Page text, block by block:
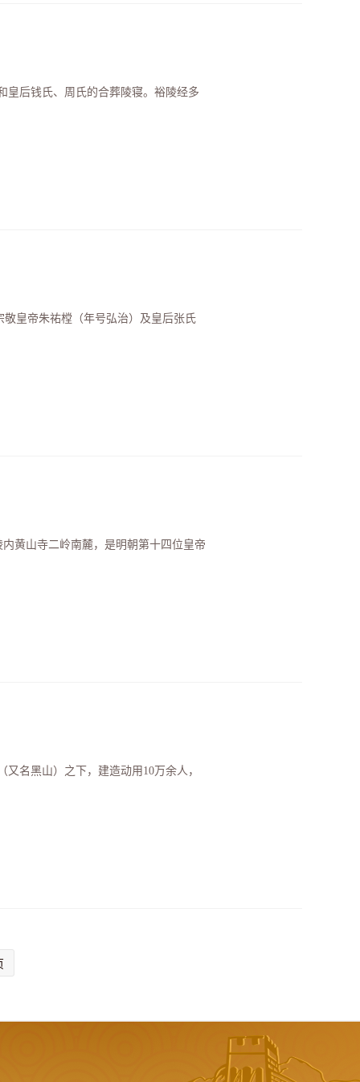
皇后钱氏、周氏的合葬陵寝。裕陵经多
敬皇帝朱祐樘（年号弘治）及皇后张氏
黄山寺二岭南麓，是明朝第十四位皇帝
名黑山）之下，建造动用10万余人，